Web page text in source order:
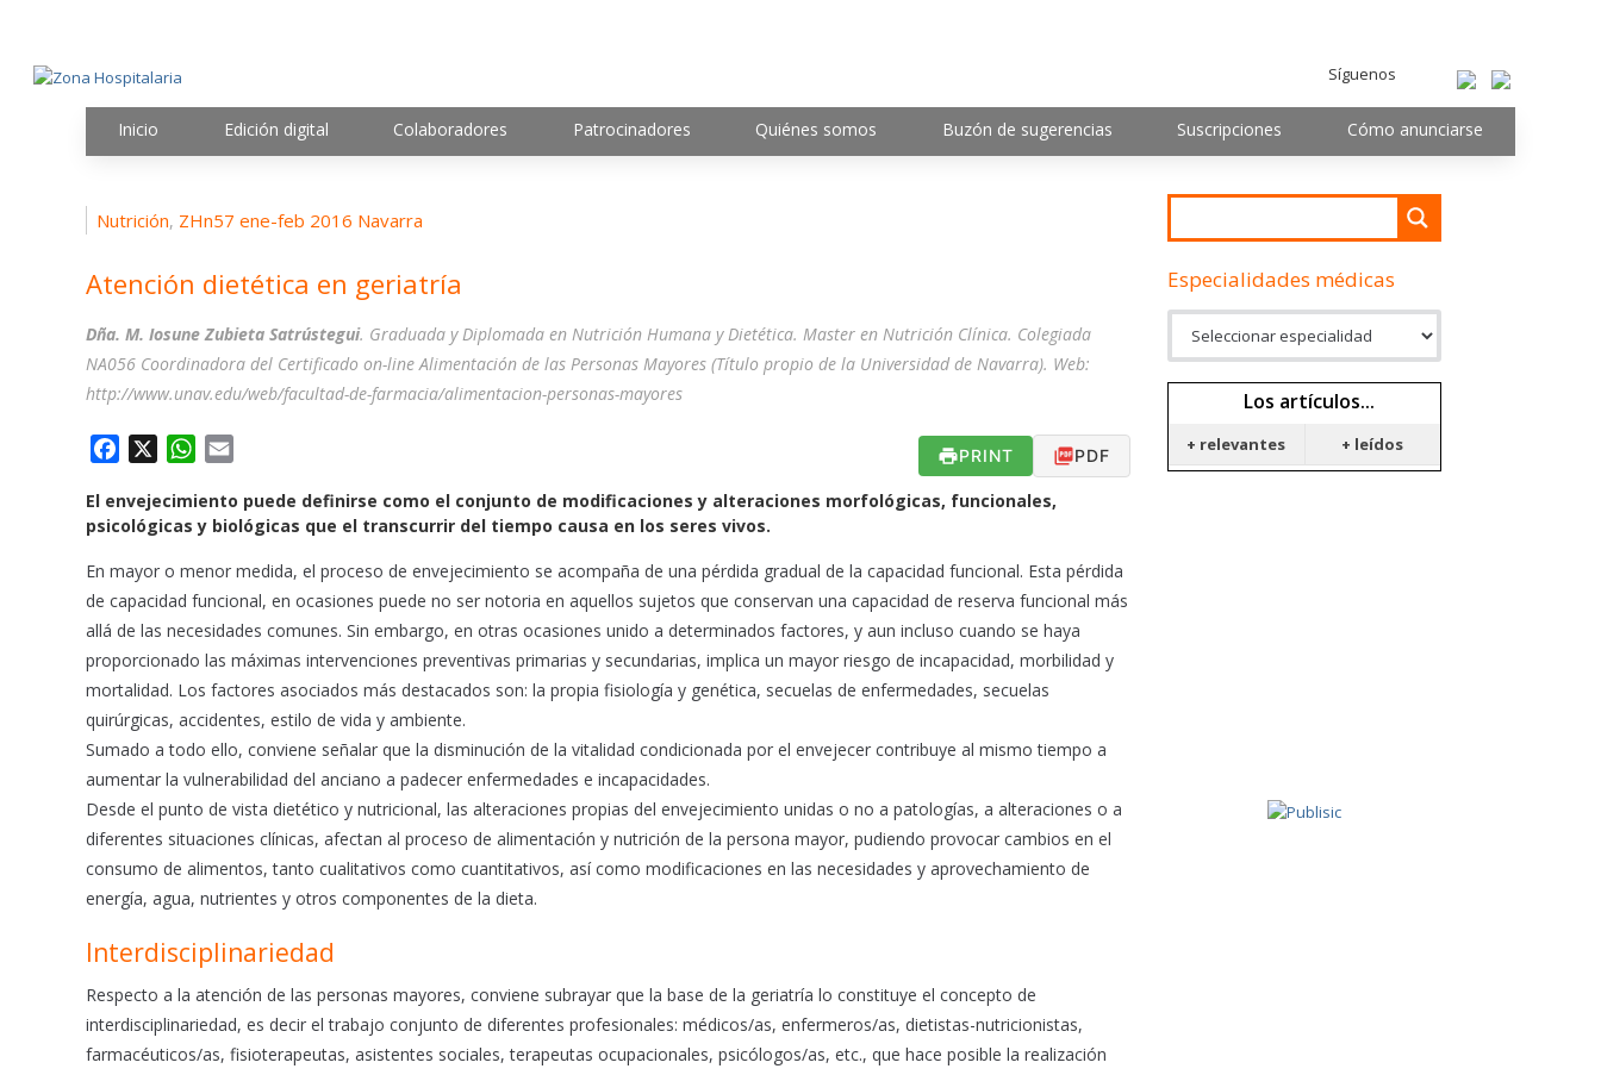
Síguenos
Inicio Edición digital Colaboradores Patrocinadores Quiénes somos Buzón de sugerencias Suscripciones Cómo anunciarse
Nutrición, ZHn57 ene-feb 2016 Navarra
Atención dietética en geriatría
Dña. M. Iosune Zubieta Satrústegui. Graduada y Diplomada en Nutrición Humana y Dietética. Master en Nutrición Clínica. Colegiada
NA056 Coordinadora del Certificado on-line Alimentación de las Personas Mayores (Título propio de la Universidad de Navarra). Web:
http://www.unav.edu/web/facultad-de-farmacia/alimentacion-personas-mayores
c
e
b
o
o
W
a
t
s
A
p
a
i
l
PRINT PDF
El envejecimiento puede definirse como el conjunto de modificaciones y alteraciones morfológicas, funcionales,
psicológicas y biológicas que el transcurrir del tiempo causa en los seres vivos.
En mayor o menor medida, el proceso de envejecimiento se acompaña de una pérdida gradual de la capacidad funcional. Esta pérdida
de capacidad funcional, en ocasiones puede no ser notoria en aquellos sujetos que conservan una capacidad de reserva funcional más
allá de las necesidades comunes. Sin embargo, en otras ocasiones unido a determinados factores, y aun incluso cuando se haya
proporcionado las máximas intervenciones preventivas primarias y secundarias, implica un mayor riesgo de incapacidad, morbilidad y
mortalidad. Los factores asociados más destacados son: la propia fisiología y genética, secuelas de enfermedades, secuelas
quirúrgicas, accidentes, estilo de vida y ambiente.
Sumado a todo ello, conviene señalar que la disminución de la vitalidad condicionada por el envejecer contribuye al mismo tiempo a
aumentar la vulnerabilidad del anciano a padecer enfermedades e incapacidades.
Desde el punto de vista dietético y nutricional, las alteraciones propias del envejecimiento unidas o no a patologías, a alteraciones o a
diferentes situaciones clínicas, afectan al proceso de alimentación y nutrición de la persona mayor, pudiendo provocar cambios en el
consumo de alimentos, tanto cualitativos como cuantitativos, así como modificaciones en las necesidades y aprovechamiento de
energía, agua, nutrientes y otros componentes de la dieta.
Interdisciplinariedad
Respecto a la atención de las personas mayores, conviene subrayar que la base de la geriatría lo constituye el concepto de
interdisciplinariedad, es decir el trabajo conjunto de diferentes profesionales: médicos/as, enfermeros/as, dietistas-nutricionistas,
farmacéuticos/as, fisioterapeutas, asistentes sociales, terapeutas ocupacionales, psicólogos/as, etc., que hace posible la realización
Especialidades médicas
Los artículos...
+ relevantes + leídos